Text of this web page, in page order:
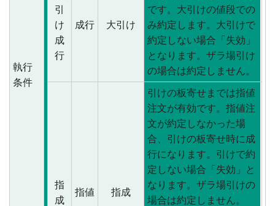
執行
条件
引
け
成
行
成行 大引け
です。大引けの値段での
み約定します。大引けで
約定しない場合「失効」
となります。ザラ場引け
の場合は約定しません。
指
成
指値 指成
引けの板寄せまでは指値
注文が有効です。指値注
文が約定しなかった場
合、引けの板寄せ時に成
行になります。引けで約
定しない場合「失効」と
なります。ザラ場引けの
場合は約定しません。